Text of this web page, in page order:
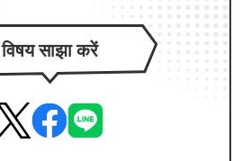
विषय साझा करें